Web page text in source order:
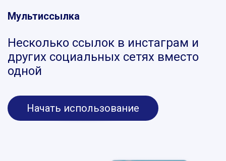
Мультиссылка
Несколько ссылок в инстаграм и
других социальных сетях вместо
одной
Начать использование